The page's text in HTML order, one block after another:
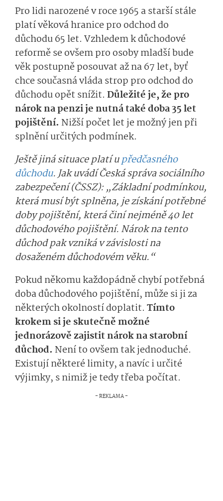
Pro lidi narozené v roce 1965 a starší stále
platí věková hranice pro odchod do
důchodu 65 let. Vzhledem k důchodové
reformě se ovšem pro osoby mladší bude
věk postupně posouvat až na 67 let, byť
chce současná vláda strop pro odchod do
důchodu opět snížit. Důležité je, žepro
nárok na penzi je nutná také doba 35 let
pojištění. Nižší počet let je možný jen při
splnění určitých podmínek.
Ještě jiná situace platí upředčasného
důchodu. Jak uvádí Česká správa sociálního
zabezpečení (ČSSZ): „Základní podmínkou,
která musí být splněna, je získání potřebné
doby pojištění, která činí nejméně 40 let
důchodového pojištění. Nárok na tento
důchod pak vzniká v závislosti na
dosaženém důchodovém věku.“
Pokud někomu každopádně chybí potřebná
doba důchodového pojištění, může si ji za
některých okolností doplatit. Tímto
krokem si je skutečně možné
jednorázově zajistit nárok na starobní
důchod. Není to ovšem tak jednoduché.
Existují některé limity, a navíc i určité
výjimky, s nimiž je tedy třeba počítat.